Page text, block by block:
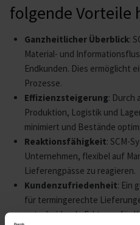
folgende Vorteile
Ganzheitlicher Überblick:
Material- und
Endkunden. Dies ermöglicht
Prozesse.
Effizienzsteigerung: Durch
Produktion, Logistik und
minimiert und Bestände
Reaktionsfähigkeit: SCM-
Unternehmen, flexibel auf
Lieferengpässe zu reagieren.
Kundenzufriedenheit: Ein
für termingerechte
entscheidende Faktoren für